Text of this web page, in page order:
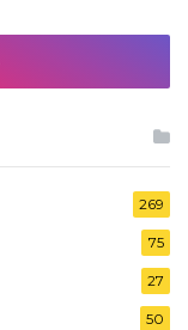
269
75
27
50